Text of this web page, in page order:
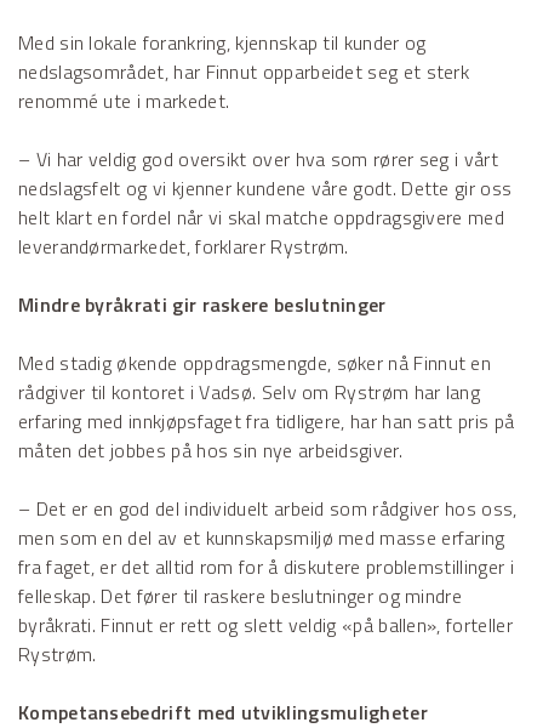
Med sin lokale forankring, kjennskap til kunder og
nedslagsområdet, har Finnut opparbeidet seg et sterk
renommé ute i markedet.
– Vi har veldig god oversikt over hva som rører seg i vårt
nedslagsfelt og vi kjenner kundene våre godt. Dette gir oss
helt klart en fordel når vi skal matche oppdragsgivere med
leverandørmarkedet, forklarer Rystrøm.
Mindre byråkrati gir raskere beslutninger
Med stadig økende oppdragsmengde, søker nå Finnut en
rådgiver til kontoret i Vadsø. Selv om Rystrøm har lang
erfaring med innkjøpsfaget fra tidligere, har han satt pris på
måten det jobbes på hos sin nye arbeidsgiver.
– Det er en god del individuelt arbeid som rådgiver hos oss,
men som en del av et kunnskapsmiljø med masse erfaring
fra faget, er det alltid rom for å diskutere problemstillinger i
felleskap. Det fører til raskere beslutninger og mindre
byråkrati. Finnut er rett og slett veldig «på ballen», forteller
Rystrøm.
Kompetansebedrift med utviklingsmuligheter